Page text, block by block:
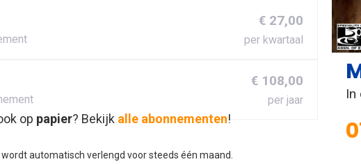
€ 27,00
per kwartaal
€ 108,00
per jaar
op papier? Bekijk alle abonnementen!
automatisch verlengd voor steeds één maand.
In